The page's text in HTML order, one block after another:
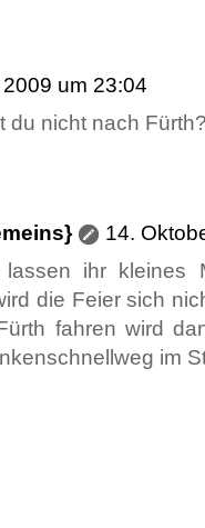
um 23:04
du nicht nach
14.
ihr kleines
die Feier sich
fahren wird
im